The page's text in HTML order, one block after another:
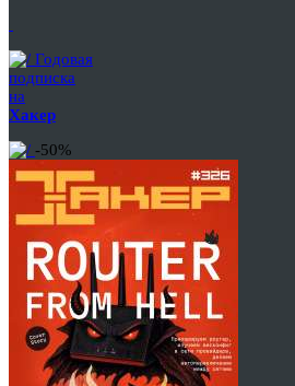
Годовая
подписка
на
Хакер
-50%